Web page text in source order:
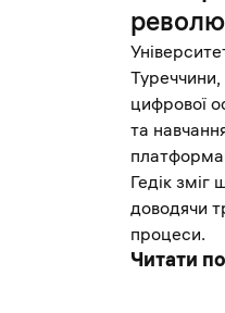
Туреччини,
цифрової
та
Гедік зміг
доводячи
процеси.
Читати